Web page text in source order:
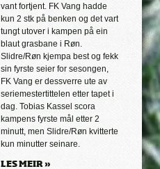
vant fortjent. FK Vang hadde
kun 2 stk på benken og det vart
tungt utover i kampen på ein
blaut grasbane i Røn.
Slidre/Røn kjempa best og fekk
sin fyrste seier for sesongen,
FK Vang er dessverre ute av
seriemestertittelen etter tapet i
dag. Tobias Kassel scora
kampens fyrste mål etter 2
minutt, men Slidre/Røn kvitterte
kun minutter seinare.
LES MEIR »